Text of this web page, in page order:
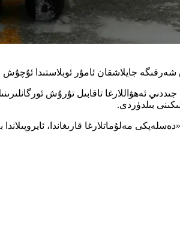
جىددىي ئەھۋاللارغا تاقابىل تۇرۇش
بىلدۈردى.